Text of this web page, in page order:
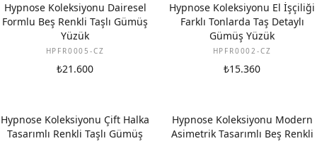
Hypnose Koleksiyonu Dairesel
Formlu Beş Renkli Taşlı Gümüş
Yüzük
HPFR0005-CZ
₺21.600
Hypnose Koleksiyonu El İşçiliği
Farklı Tonlarda Taş Detaylı
Gümüş Yüzük
HPFR0002-CZ
₺15.360
Hypnose Koleksiyonu Çift Halka
Tasarımlı Renkli Taşlı Gümüş
Hypnose Koleksiyonu Modern
Asimetrik Tasarımlı Beş Renkli